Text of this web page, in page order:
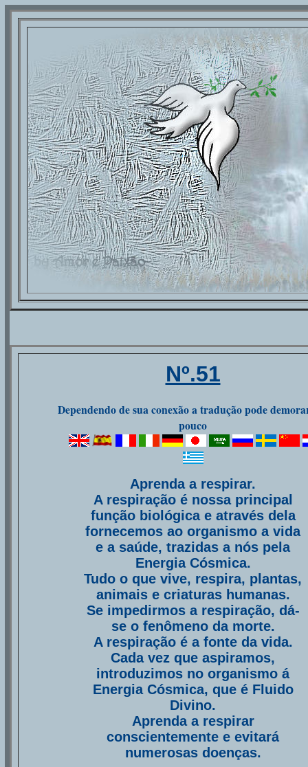
Nº.51
Dependendo de sua conexão a tradução pode
pouco
Aprenda a respirar.
A respiração é nossa principal
função biológica e através dela
fornecemos ao organismo a vida
e a saúde, trazidas a nós pela
Energia Cósmica.
Tudo o que vive, respira, plantas,
animais e criaturas humanas.
Se impedirmos a respiração, dá-
se o fenômeno da morte.
A respiração é a fonte da vida.
Cada vez que aspiramos,
introduzimos no organismo á
Energia Cósmica, que é Fluido
Divino.
Aprenda a respirar
conscientemente e evitará
numerosas doenças.